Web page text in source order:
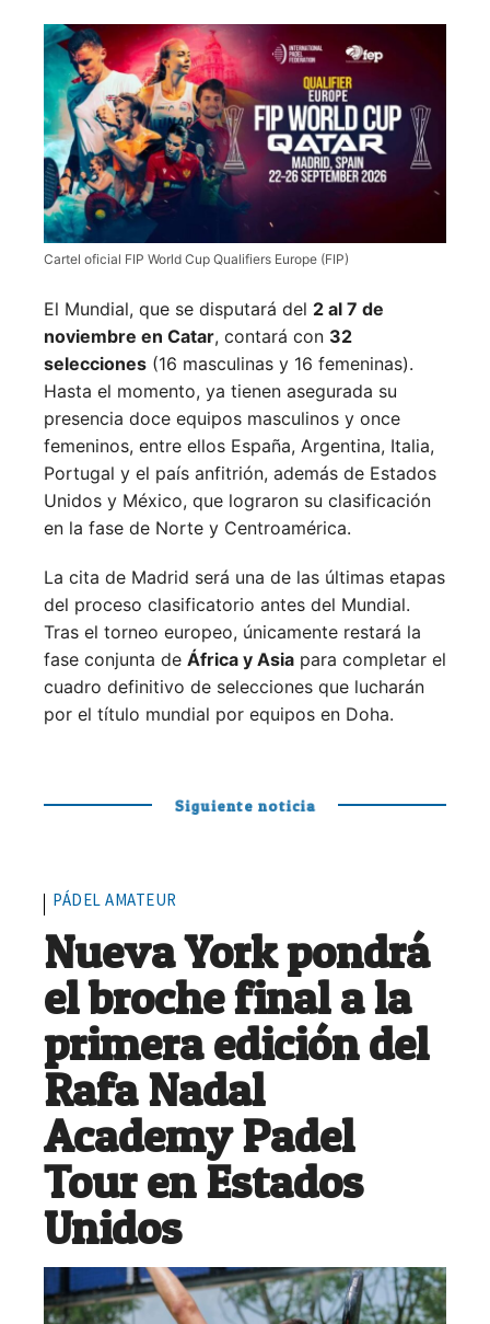
Cartel oficial FIP World Cup Qualifiers Europe (FIP)
El Mundial, que se disputará del 2 al 7 de
noviembre en Catar, contará con 32
selecciones (16 masculinas y 16 femeninas).
Hasta el momento, ya tienen asegurada su
presencia doce equipos masculinos y once
femeninos, entre ellos España, Argentina, Italia,
Portugal y el país anfitrión, además de Estados
Unidos y México, que lograron su clasificación
en la fase de Norte y Centroamérica.
La cita de Madrid será una de las últimas etapas
del proceso clasificatorio antes del Mundial.
Tras el torneo europeo, únicamente restará la
fase conjunta de África y Asia para completar el
cuadro definitivo de selecciones que lucharán
por el título mundial por equipos en Doha.
Siguiente noticia
PÁDEL AMATEUR
Nueva York pondrá
el broche final a la
primera edición del
Rafa Nadal
Academy Padel
Tour en Estados
Unidos